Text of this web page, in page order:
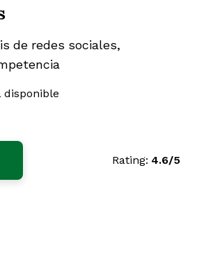
de redes sociales,
disponible
Rating: 4.6/5